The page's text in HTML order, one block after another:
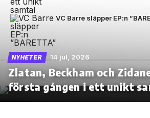
VC Barre släpper EP:n
NYHETER 14 jul, 2026
Zlatan, Beckham och
första gången i ett unikt